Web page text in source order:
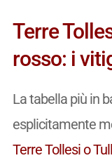
Terre
rosso: i
La tabella più in
esplicitamente
Terre Tollesi o